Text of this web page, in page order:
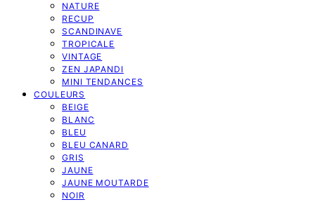
NATURE
RECUP
SCANDINAVE
TROPICALE
VINTAGE
ZEN JAPANDI
MINI TENDANCES
COULEURS
BEIGE
BLANC
BLEU
BLEU CANARD
GRIS
JAUNE
JAUNE MOUTARDE
NOIR